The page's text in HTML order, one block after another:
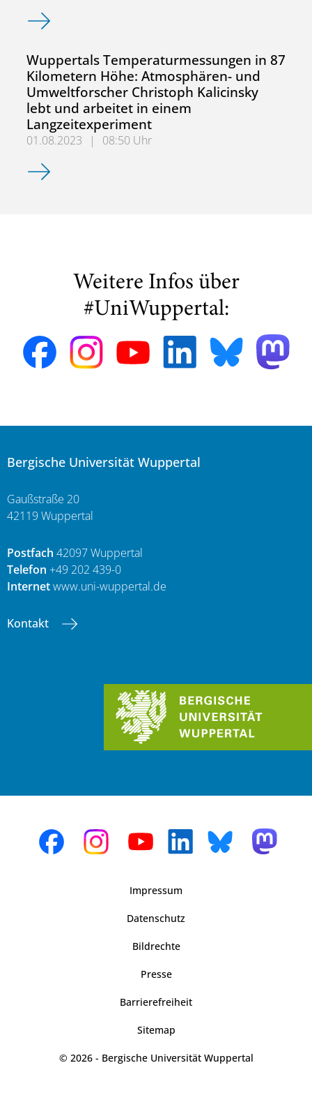
Den Treibhausgasen auf der Spur: Forschungsflugzeug
Wuppertals Temperaturmessungen in 87
Kilometern Höhe: Atmosphären- und
Umweltforscher Christoph Kalicinsky
lebt und arbeitet in einem
Langzeitexperiment
01.08.2023 |
08:50 Uhr
Wuppertals Temperaturmessungen in 87 Kilometern
Weitere Infos über
#UniWuppertal:
Bergische Universität Wuppertal
Gaußstraße 20
42119 Wuppertal
Postfach 42097 Wuppertal
Telefon +49 202 439-0
Internetwww.uni-wuppertal.de
Kontakt
Impressum
Datenschutz
Bildrechte
Presse
Barrierefreiheit
Sitemap
© 2026 - Bergische Universität Wuppertal